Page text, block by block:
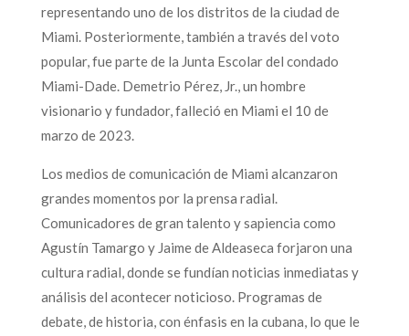
representando uno de los distritos de la ciudad de
Miami. Posteriormente, también a través del voto
popular, fue parte de la Junta Escolar del condado
Miami-Dade. Demetrio Pérez, Jr., un hombre
visionario y fundador, falleció en Miami el 10 de
marzo de 2023.
Los medios de comunicación de Miami alcanzaron
grandes momentos por la prensa radial.
Comunicadores de gran talento y sapiencia como
Agustín Tamargo y Jaime de Aldeaseca forjaron una
cultura radial, donde se fundían noticias inmediatas y
análisis del acontecer noticioso. Programas de
debate, de historia, con énfasis en la cubana, lo que le